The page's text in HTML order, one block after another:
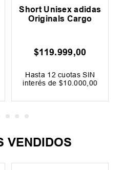
Originals Cargo
$119 .999